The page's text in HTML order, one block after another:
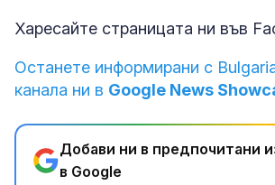
Харесайте страницата ни във
Останете информирани с
канала ни в Google News
Добави ни в предпочитани
в Google